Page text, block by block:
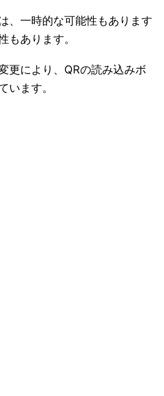
、一時的な可能性もあります
もあります。
更により、QRの読み込みボ
います。